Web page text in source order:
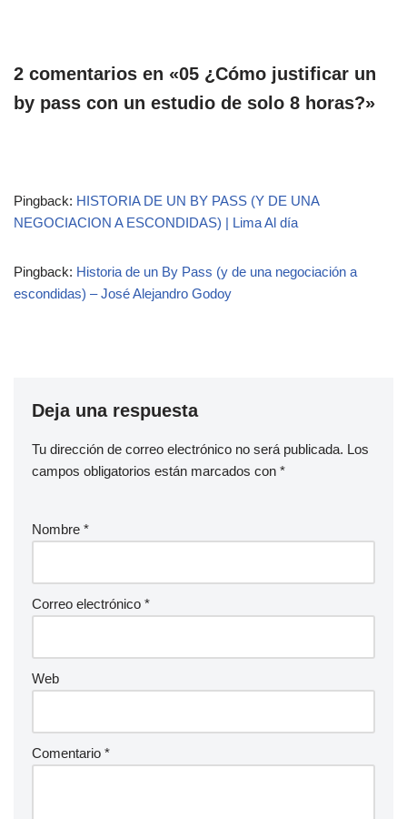
2 comentarios en «05 ¿Cómo justificar un
by pass con un estudio de solo 8 horas?»
Pingback: HISTORIA DE UN BY PASS (Y DE UNA
NEGOCIACION A ESCONDIDAS) | Lima Al día
Pingback: Historia de un By Pass (y de una negociación a
escondidas) – José Alejandro Godoy
Deja una respuesta
Tu dirección de correo electrónico no será publicada. Los
campos obligatorios están marcados con *
Nombre *
Correo electrónico *
Web
Comentario *